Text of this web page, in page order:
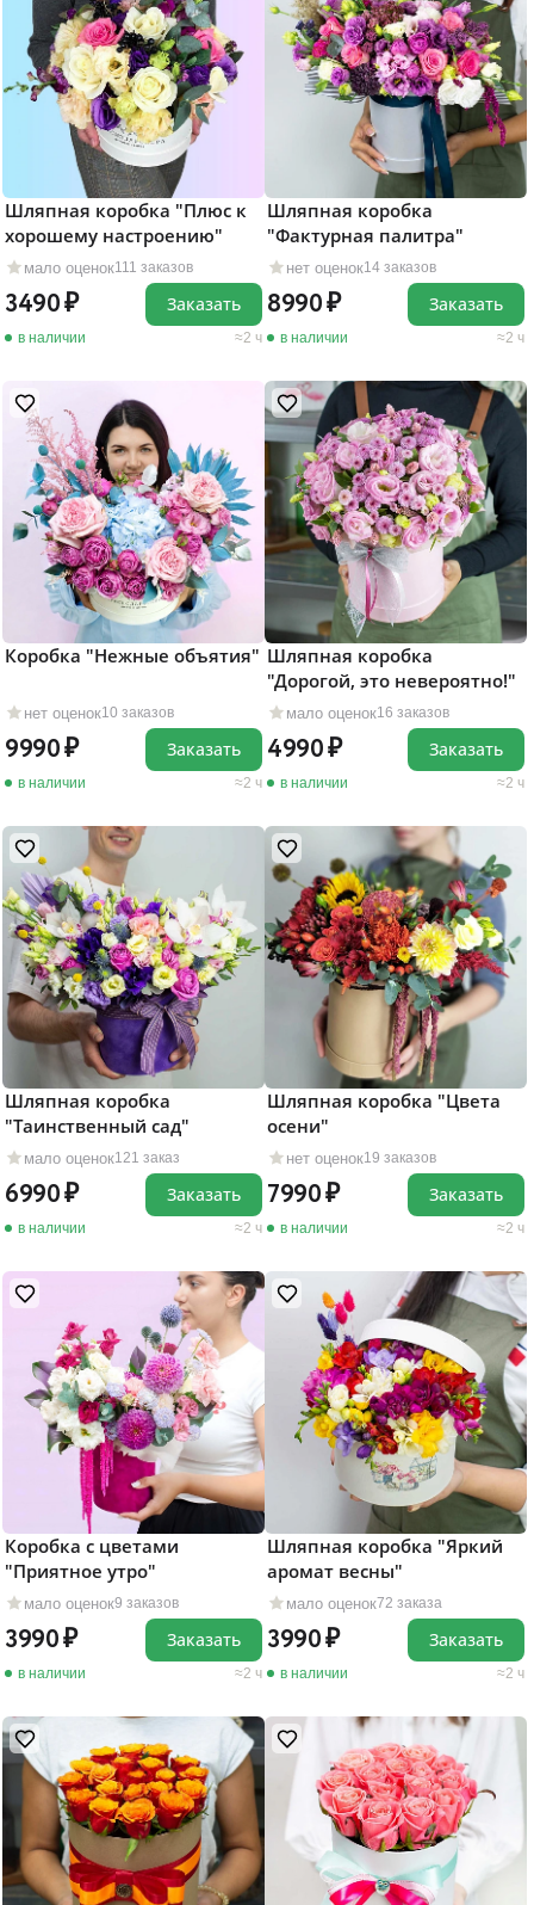
мало оценок111 заказов
Шляпная коробка "Плюс к
хорошему настроению"
3490
в наличии 2 ч
Заказать
нет оценок14 заказов
Шляпная коробка
"Фактурная палитра"
8990
в наличии 2 ч
Заказать
нет оценок10 заказов
Коробка "Нежные объятия"
9990
в наличии 2 ч
Заказать
мало оценок16 заказов
Шляпная коробка
"Дорогой, это невероятно!"
4990
в наличии 2 ч
Заказать
мало оценок121 заказ
Шляпная коробка
"Таинственный сад"
6990
в наличии 2 ч
Заказать
нет оценок19 заказов
Шляпная коробка "Цвета
осени"
7990
в наличии 2 ч
Заказать
мало оценок9 заказов
Коробка с цветами
"Приятное утро"
3990
в наличии 2 ч
Заказать
мало оценок72 заказа
Шляпная коробка "Яркий
аромат весны"
3990
в наличии 2 ч
Заказать